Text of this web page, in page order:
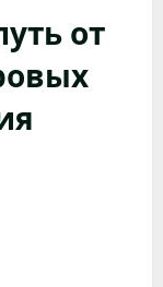
от